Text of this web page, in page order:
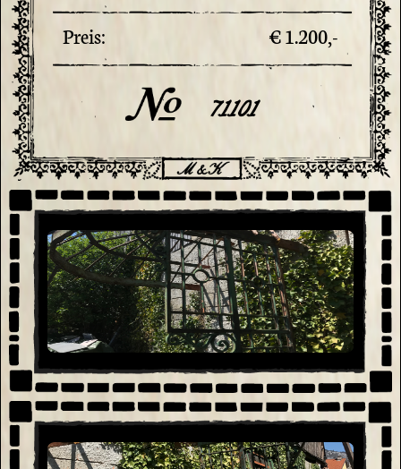
71101
Preis:
€ 1.200,-